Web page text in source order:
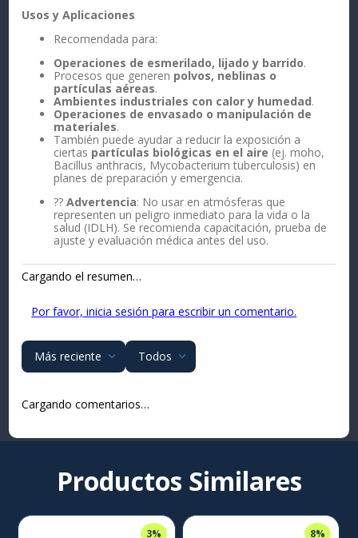
Usos y Aplicaciones
Recomendada para:
Operaciones de esmerilado, lijado y barrido.
Procesos que generen polvos, neblinas o
partículas aéreas.
Ambientes industriales con calor y humedad.
Operaciones de envasado o manipulación de
materiales.
También puede ayudar a reducir la exposición a
ciertas partículas biológicas en el aire (ej. moho,
Bacillus anthracis, Mycobacterium tuberculosis) en
planes de preparación y emergencia.
??Advertencia: No usar en atmósferas que
representen un peligro inmediato para la vida o la
salud (IDLH). Se recomienda capacitación, prueba de
ajuste y evaluación médica antes del uso.
Cargando el resumen…
Por favor, inicia sesión para escribir un comentario.
Más reciente Todos
Cargando comentarios…
Productos Similares
3% 8%